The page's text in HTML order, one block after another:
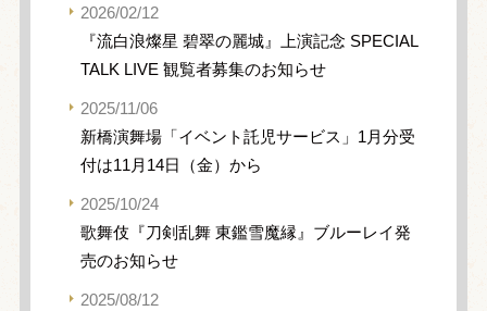
2026/02/12
『流白浪燦星 碧翠の麗城』上演記念 SPECIAL
TALK LIVE 観覧者募集のお知らせ
2025/11/06
新橋演舞場「イベント託児サービス」1月分受
付は11月14日（金）から
2025/10/24
歌舞伎『刀剣乱舞 東鑑雪魔縁』ブルーレイ発
売のお知らせ
2025/08/12